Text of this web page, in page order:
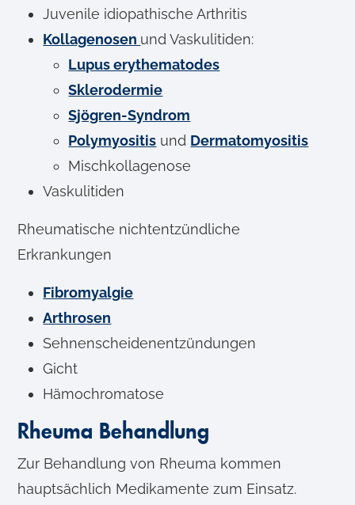
l
Juvenile idiopathische Arthritis
Kollagenosen und Vaskulitiden:
Lupus erythematodes
Sklerodermie
Sjögren-Syndrom
Polymyositis und Dermatomyositis
Mischkollagenose
Vaskulitiden
Rheumatische nichtentzündliche
Erkrankungen
Fibromyalgie
Arthrosen
Sehnenscheidenentzündungen
Gicht
Hämochromatose
Rheuma Behandlung
Zur Behandlung von Rheuma kommen
hauptsächlich Medikamente zum Einsatz.